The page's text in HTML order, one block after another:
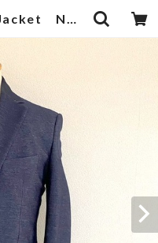
Melange Kersey Jacket Navy | 武蔵小杉のセレクトショップ【ナクール】-nakool-